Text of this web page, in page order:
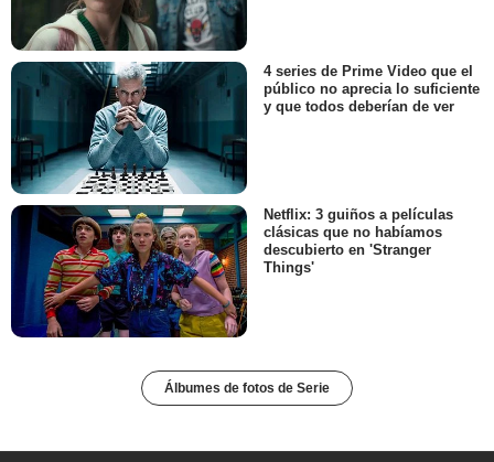
4 series de Prime Video que el
público no aprecia lo suficiente
y que todos deberían de ver
Netflix: 3 guiños a películas
clásicas que no habíamos
descubierto en 'Stranger
Things'
Álbumes de fotos de Serie